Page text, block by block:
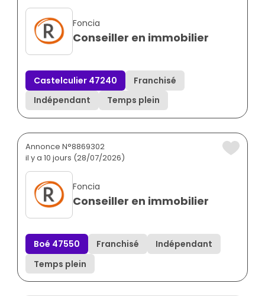
Foncia
Conseiller en immobilier
Castelculier 47240
Franchisé
Indépendant
Temps plein
Annonce N°8869302
il y a 10 jours (28/07/2026)
Foncia
Conseiller en immobilier
Boé 47550 Franchisé
Indépendant
Temps plein